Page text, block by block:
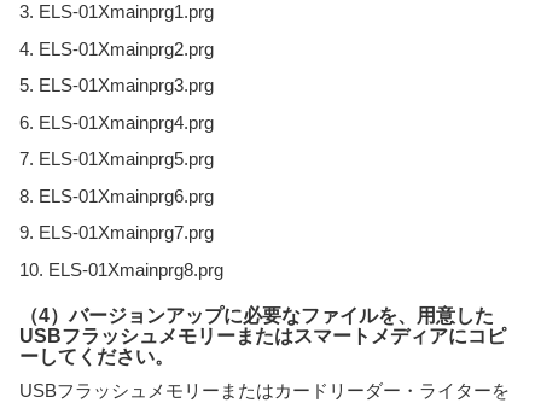
3. ELS-01Xmainprg1.prg
4. ELS-01Xmainprg2.prg
5. ELS-01Xmainprg3.prg
6. ELS-01Xmainprg4.prg
7. ELS-01Xmainprg5.prg
8. ELS-01Xmainprg6.prg
9. ELS-01Xmainprg7.prg
10. ELS-01Xmainprg8.prg
（4）バージョンアップに必要なファイルを、用意した
USBフラッシュメモリーまたはスマートメディアにコピ
ーしてください。
USBフラッシュメモリーまたはカードリーダー・ライターを